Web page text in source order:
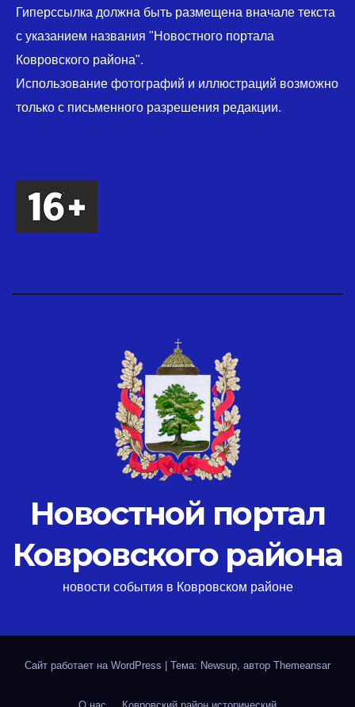
Гиперссылка должна быть размещена вначале текста
с указанием названия "Новостного портала
Ковровского района".
Использование фотографий и иллюстраций возможно
только с письменного разрешения редакции.
Новостной портал
Ковровского района
новости события в Ковровском районе
Сайт работает на WordPress | Тема: Newsup, автор Themeansar